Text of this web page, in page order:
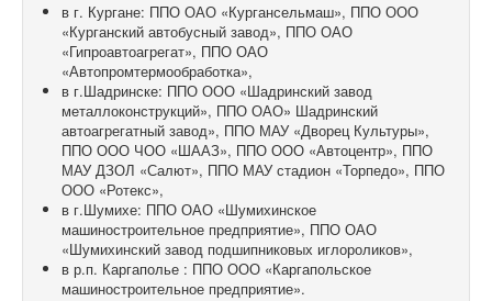
в г. Кургане: ППО ОАО «Кургансельмаш», ППО ООО
«Курганский автобусный завод», ППО ОАО
«Гипроавтоагрегат», ППО ОАО
«Автопромтермообработка»,
в г.Шадринске: ППО ООО «Шадринский завод
металлоконструкций», ППО ОАО» Шадринский
автоагрегатный завод», ППО МАУ «Дворец Культуры»,
ППО ООО ЧОО «ШААЗ», ППО ООО «Автоцентр», ППО
МАУ ДЗОЛ «Салют», ППО МАУ стадион «Торпедо», ППО
ООО «Ротекс»,
в г.Шумихе: ППО ОАО «Шумихинское
машиностроительное предприятие», ППО ОАО
«Шумихинский завод подшипниковых иглороликов»,
в р.п. Каргаполье : ППО ООО «Каргапольское
машиностроительное предприятие».